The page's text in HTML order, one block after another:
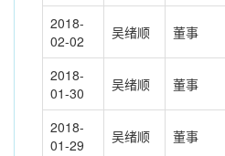
2018-
02-02
吴绪顺 董事
2018-
01-30
吴绪顺 董事
2018-
01-29
吴绪顺 董事